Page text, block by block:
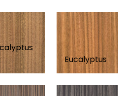
Eucalyptus